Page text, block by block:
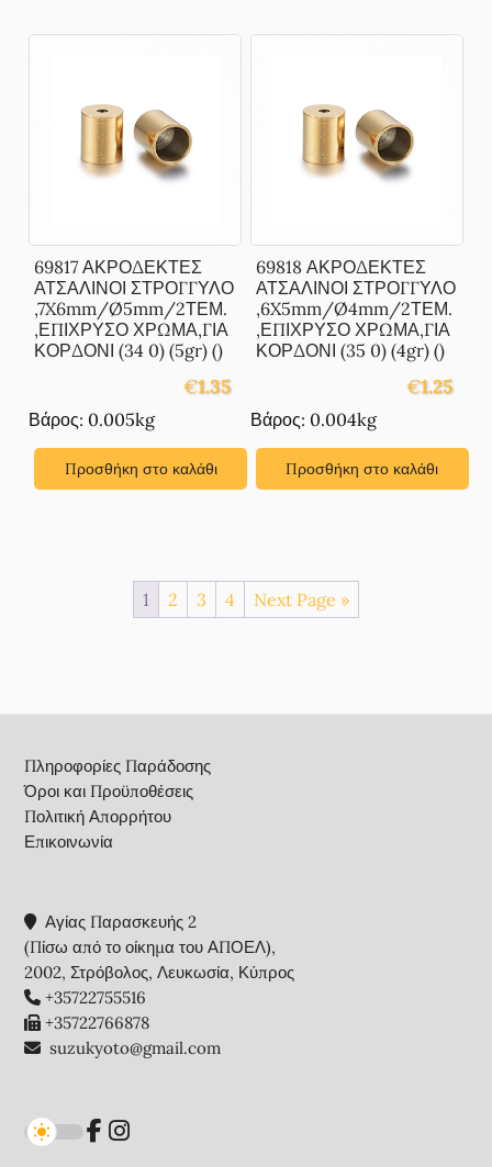
69817 ΑΚΡΟΔΕΚΤΕΣ
ΑΤΣΑΛΙΝΟΙ ΣΤΡΟΓΓΥΛΟ
,7X6mm/Ø5mm/2ΤΕΜ.
,ΕΠΙΧΡΥΣΟ ΧΡΩΜΑ,ΓΙΑ
ΚΟΡΔΟΝΙ (34 0) (5gr) ()
€1.35
Βάρος: 0.005kg
Προσθήκη στο καλάθι
69818 ΑΚΡΟΔΕΚΤΕΣ
ΑΤΣΑΛΙΝΟΙ ΣΤΡΟΓΓΥΛΟ
,6X5mm/Ø4mm/2ΤΕΜ.
,ΕΠΙΧΡΥΣΟ ΧΡΩΜΑ,ΓΙΑ
ΚΟΡΔΟΝΙ (35 0) (4gr) ()
€1.25
Βάρος: 0.004kg
Προσθήκη στο καλάθι
1 2 3 4 Next Page »
Πληροφορίες Παράδοσης
Όροι και Προϋποθέσεις
Πολιτική Απορρήτου
Επικοινωνία
Αγίας Παρασκευής 2
(Πίσω από το οίκημα του ΑΠΟΕΛ),
2002, Στρόβολος, Λευκωσία, Κύπρος
+35722755516
+35722766878
suzukyoto@gmail.com